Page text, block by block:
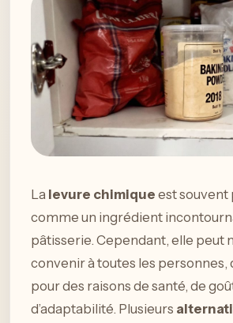
La levure chimique est souvent
comme un ingrédient
pâtisserie. Cependant, elle peut
convenir à toutes les personnes,
pour des raisons de santé, de
d’adaptabilité. Plusieurs